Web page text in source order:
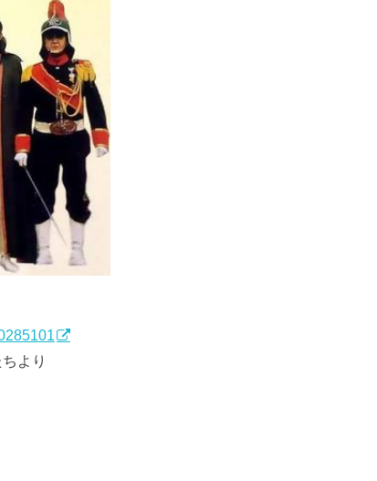
より